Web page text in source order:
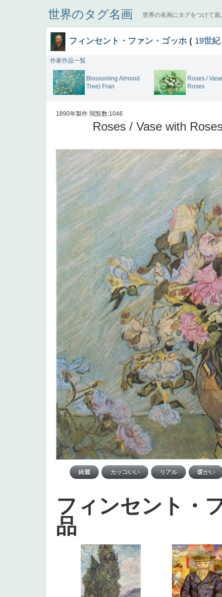
世界のタグ名画 世界の名画にタグをつけて遊
フィンセント・ファン・ゴッホ ( 19世紀
作家作品一覧
Blossoming Almond
Tree) Fran
Roses /
Roses
1890年製作 閲覧数:1046
Roses / Vase with
フィンセント・
品